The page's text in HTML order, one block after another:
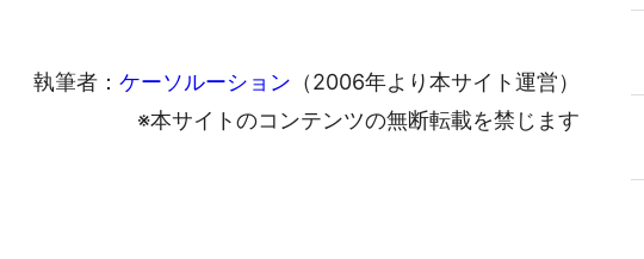
執筆者： ケーソルーション （2006年より本サイト運営）
※本サイトのコンテンツの無断転載を禁じます